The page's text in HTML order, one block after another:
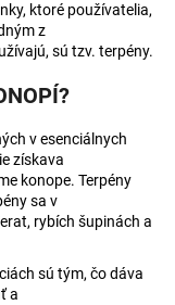
ktoré používatelia,
z
sú tzv. terpény.
v esenciálnych
získava
konope. Terpény
sa v
rybích šupinách a
sú tým, čo dáva
a